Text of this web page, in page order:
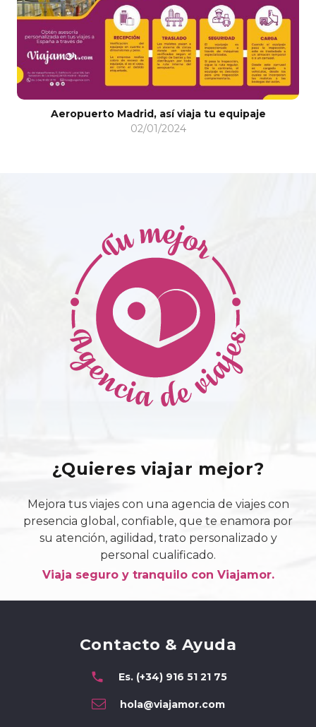
¡Luna de Miel en PUNTA CANA!
¿Quieres viajar mejor?
Mejora tus viajes con una agencia de viajes con
presencia global, confiable, que te enamora por
su atención, agilidad, trato personalizado y
personal cualificado.
Viaja seguro y tranquilo con Viajamor.
Contacto & Ayuda
phone Es. (+34) 916 51 21 75
hola@viajamor.com